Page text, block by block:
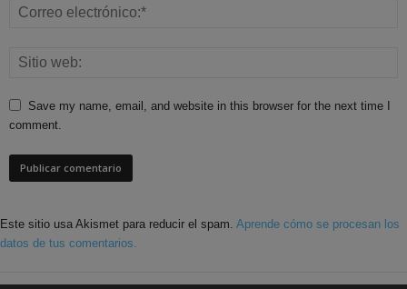
Save my name, email, and website in this browser for the next time I
comment.
Este sitio usa Akismet para reducir el spam. Aprende cómo se procesan los
datos de tus comentarios.